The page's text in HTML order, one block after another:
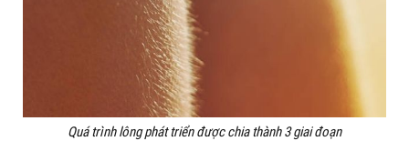
Quá trình lông phát triển được chia thành 3 giai đoạn